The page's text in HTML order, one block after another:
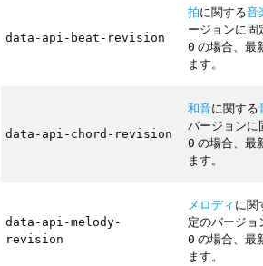
data-api-beat-revision
拍に関する音
ージョンに固
0 の場合、最
ます。
data-api-chord-revision
和音に関する
バージョンに
0 の場合、最
ます。
data-api-melody-
revision
メロディに関
定のバージョ
0 の場合、最
ます。